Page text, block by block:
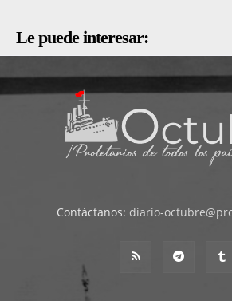
Le puede interesar:
Contáctanos: diario-